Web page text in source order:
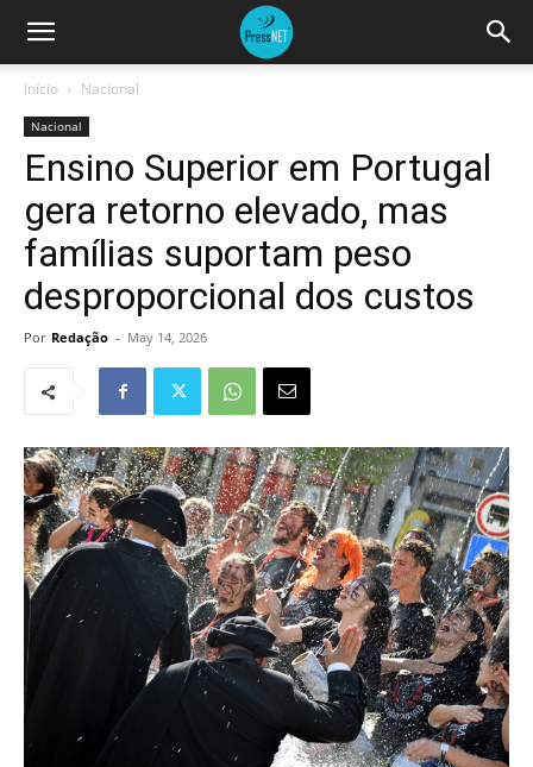
Início Nacional
Nacional
Ensino Superior em Portugal
gera retorno elevado, mas
famílias suportam peso
desproporcional dos custos
Por Redação - May 14, 2026